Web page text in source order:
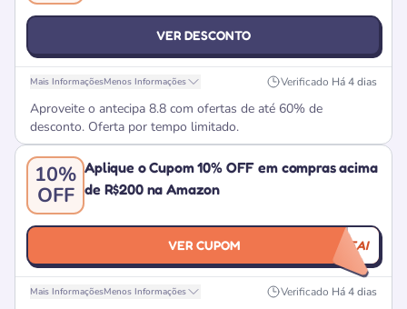
VER DESCONTO
Mais InformaçõesMenos Informações Verificado Há 4 dias
Aproveite o antecipa 8.8 com ofertas de até 60% de
desconto. Oferta por tempo limitado.
10%
OFF
Aplique o Cupom 10% OFF em compras acima
de R$200 na Amazon
VER CUPOM CURTEAI
Mais InformaçõesMenos Informações Verificado Há 4 dias